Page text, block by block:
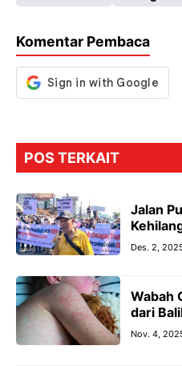
o
k
A
p
a
n
er
Komentar Pembaca
POS TERKAIT
Jalan
Des. 2,
Wabah
dari
Nov. 4,